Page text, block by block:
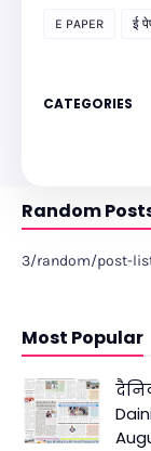
E PAPER ई
CATEGORIES
Random
3/random/post-
Most Popular